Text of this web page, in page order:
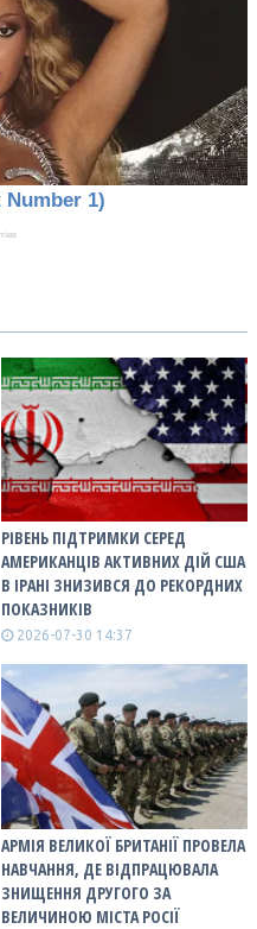
РІВЕНЬ ПІДТРИМКИ СЕРЕД
АМЕРИКАНЦІВ АКТИВНИХ ДІЙ США
В ІРАНІ ЗНИЗИВСЯ ДО РЕКОРДНИХ
ПОКАЗНИКІВ
2026-07-30 14:37
АРМІЯ ВЕЛИКОЇ БРИТАНІЇ ПРОВЕЛА
НАВЧАННЯ, ДЕ ВІДПРАЦЮВАЛА
ЗНИЩЕННЯ ДРУГОГО ЗА
ВЕЛИЧИНОЮ МІСТА РОСІЇ